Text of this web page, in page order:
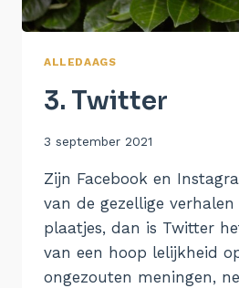
ALLEDAAGS
3. Twitter
Door
3 september 2021
Zijn Facebook en
van de gezellige
plaatjes, dan is Twitter
van een hoop lelijkheid
ongezouten meningen,